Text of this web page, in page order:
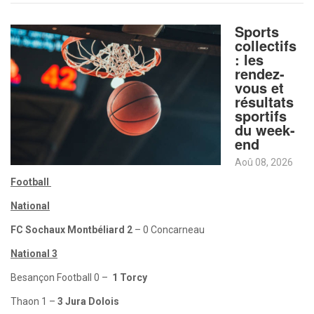
Sports
collectifs
: les
rendez-
vous et
résultats
sportifs
du week-
end
Aoû 08, 2026
Football
National
FC Sochaux Montbéliard 2 – 0 Concarneau
National 3
Besançon Football 0 – 1 Torcy
Thaon 1 – 3 Jura Dolois